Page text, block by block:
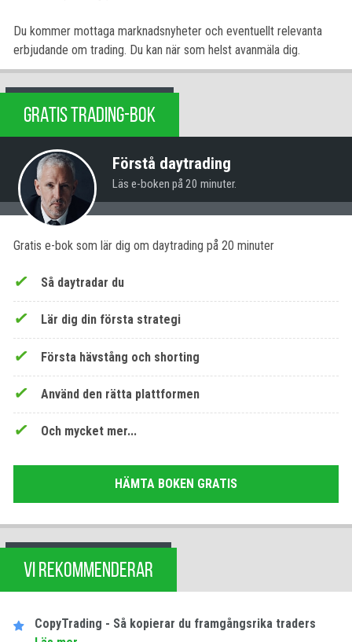
Du kommer mottaga marknadsnyheter och eventuellt relevanta
erbjudande om trading. Du kan när som helst avanmäla dig.
GRATIS TRADING-BOK
Förstå daytrading
Läs e-boken på 20 minuter.
Gratis e-bok som lär dig om daytrading på 20 minuter
Så daytradar du
Lär dig din första strategi
Första hävstång och shorting
Använd den rätta plattformen
Och mycket mer...
HÄMTA BOKEN GRATIS
VI REKOMMENDERAR
CopyTrading - Så kopierar du framgångsrika traders